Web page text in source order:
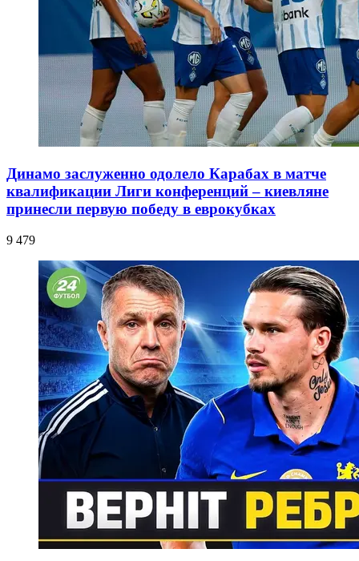
Динамо заслуженно одолело Карабах в матче
квалификации Лиги конференций – киевляне
принесли первую победу в еврокубках
9 479